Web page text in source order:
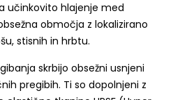
učinkovito hlajenje med
območja z lokalizirano
stisnih in hrbtu.
skrbijo obsežni usnjeni
pregibih. Ti so dopolnjeni z